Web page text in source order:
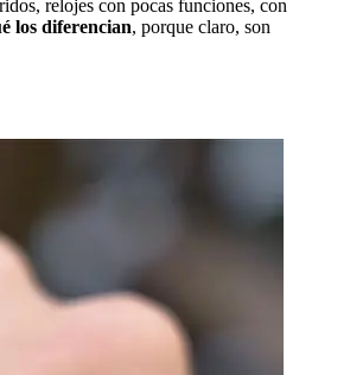
relojes con pocas funciones, con
los diferencian, porque claro, son